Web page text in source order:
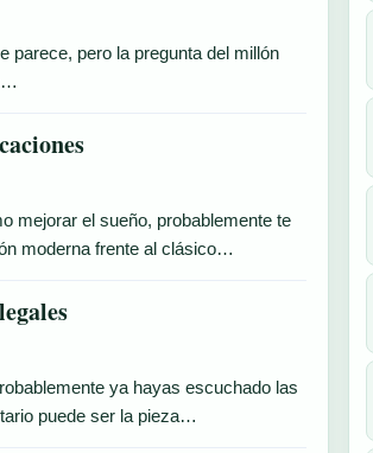
parece, pero la pregunta del millón
mejorar el sueño, probablemente te
moderna frente al clásico…
ya hayas escuchado las
puede ser la pieza…